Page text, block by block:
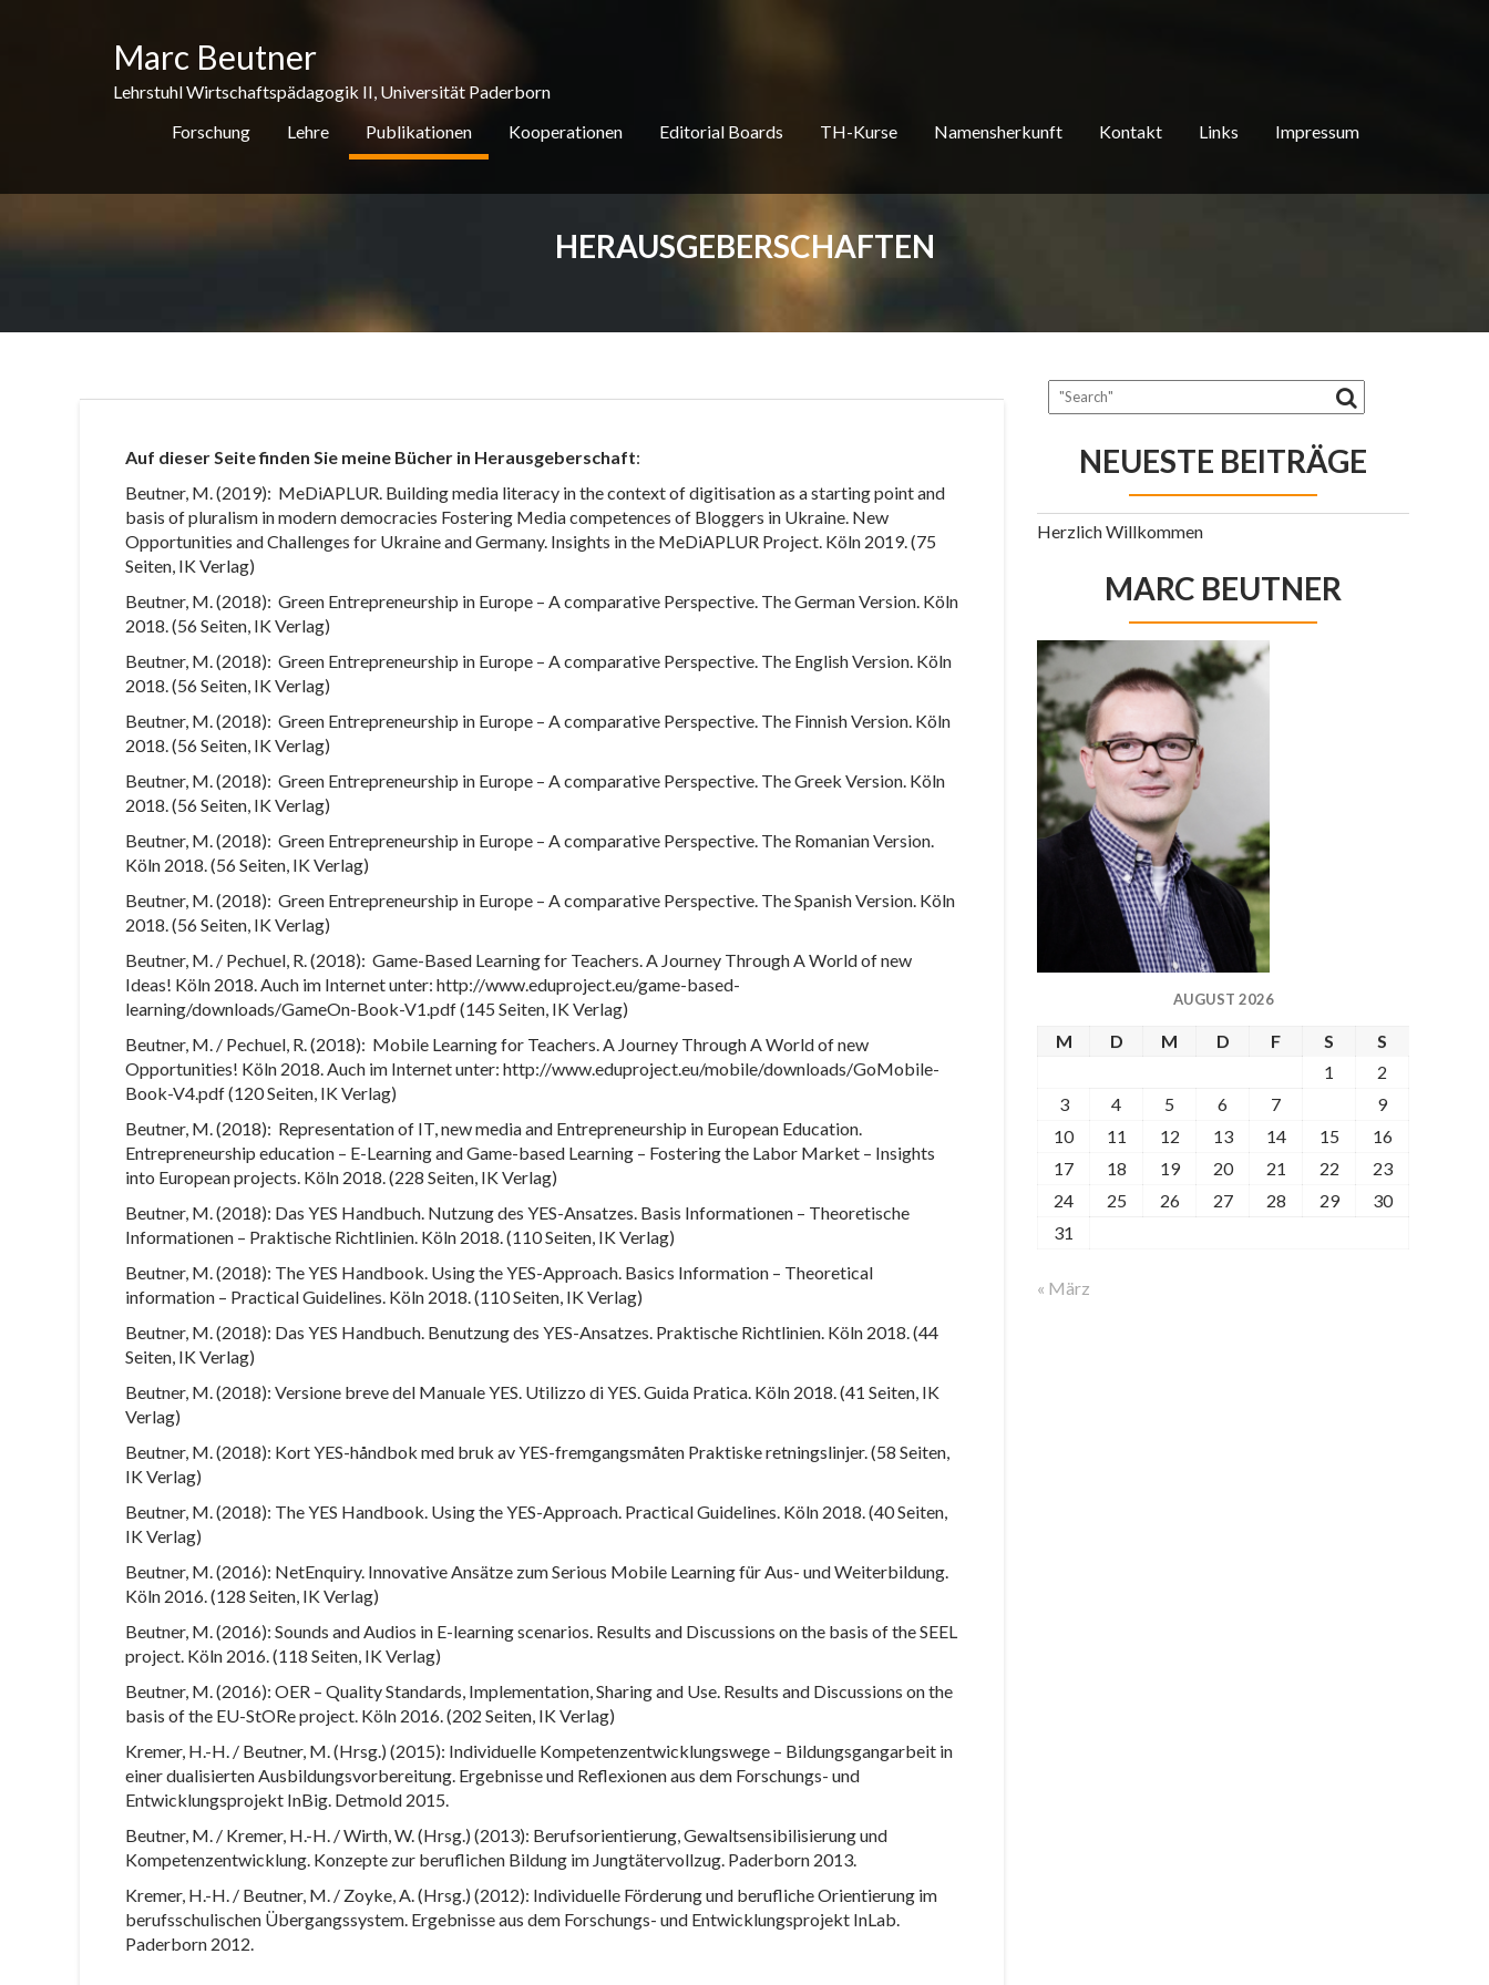
Marc Beutner
Lehrstuhl Wirtschaftspädagogik II, Universität Paderborn
Forschung
Lehre Publikationen Kooperationen Editorial Boards TH-Kurse Namensherkunft Kontakt Links Impressum
HERAUSGEBERSCHAFTEN
Auf dieser Seite finden Sie meine Bücher in Herausgeberschaft:
Beutner, M. (2019): MeDiAPLUR. Building media literacy in the context of digitisation as a starting point and
basis of pluralism in modern democracies Fostering Media competences of Bloggers in Ukraine. New
Opportunities and Challenges for Ukraine and Germany. Insights in the MeDiAPLUR Project. Köln 2019. (75
Seiten, IK Verlag)
Beutner, M. (2018): Green Entrepreneurship in Europe – A comparative Perspective. The German Version. Köln
2018. (56 Seiten, IK Verlag)
Beutner, M. (2018): Green Entrepreneurship in Europe – A comparative Perspective. The English Version. Köln
2018. (56 Seiten, IK Verlag)
Beutner, M. (2018): Green Entrepreneurship in Europe – A comparative Perspective. The Finnish Version. Köln
2018. (56 Seiten, IK Verlag)
Beutner, M. (2018): Green Entrepreneurship in Europe – A comparative Perspective. The Greek Version. Köln
2018. (56 Seiten, IK Verlag)
Beutner, M. (2018): Green Entrepreneurship in Europe – A comparative Perspective. The Romanian Version.
Köln 2018. (56 Seiten, IK Verlag)
Beutner, M. (2018): Green Entrepreneurship in Europe – A comparative Perspective. The Spanish Version. Köln
2018. (56 Seiten, IK Verlag)
Beutner, M. / Pechuel, R. (2018): Game-Based Learning for Teachers. A Journey Through A World of new
Ideas! Köln 2018. Auch im Internet unter: http://www.eduproject.eu/game-based-
learning/downloads/GameOn-Book-V1.pdf (145 Seiten, IK Verlag)
Beutner, M. / Pechuel, R. (2018): Mobile Learning for Teachers. A Journey Through A World of new
Opportunities! Köln 2018. Auch im Internet unter: http://www.eduproject.eu/mobile/downloads/GoMobile-
Book-V4.pdf (120 Seiten, IK Verlag)
Beutner, M. (2018): Representation of IT, new media and Entrepreneurship in European Education.
Entrepreneurship education – E-Learning and Game-based Learning – Fostering the Labor Market – Insights
into European projects. Köln 2018. (228 Seiten, IK Verlag)
Beutner, M. (2018): Das YES Handbuch. Nutzung des YES-Ansatzes. Basis Informationen – Theoretische
Informationen – Praktische Richtlinien. Köln 2018. (110 Seiten, IK Verlag)
Beutner, M. (2018): The YES Handbook. Using the YES-Approach. Basics Information – Theoretical
information – Practical Guidelines. Köln 2018. (110 Seiten, IK Verlag)
Beutner, M. (2018): Das YES Handbuch. Benutzung des YES-Ansatzes. Praktische Richtlinien. Köln 2018. (44
Seiten, IK Verlag)
Beutner, M. (2018): Versione breve del Manuale YES. Utilizzo di YES. Guida Pratica. Köln 2018. (41 Seiten, IK
Verlag)
Beutner, M. (2018): Kort YES-håndbok med bruk av YES-fremgangsmåten Praktiske retningslinjer. (58 Seiten,
IK Verlag)
Beutner, M. (2018): The YES Handbook. Using the YES-Approach. Practical Guidelines. Köln 2018. (40 Seiten,
IK Verlag)
Beutner, M. (2016): NetEnquiry. Innovative Ansätze zum Serious Mobile Learning für Aus- und Weiterbildung.
Köln 2016. (128 Seiten, IK Verlag)
Beutner, M. (2016): Sounds and Audios in E-learning scenarios. Results and Discussions on the basis of the SEEL
project. Köln 2016. (118 Seiten, IK Verlag)
Beutner, M. (2016): OER – Quality Standards, Implementation, Sharing and Use. Results and Discussions on the
basis of the EU-StORe project. Köln 2016. (202 Seiten, IK Verlag)
Kremer, H.-H. / Beutner, M. (Hrsg.) (2015): Individuelle Kompetenzentwicklungswege – Bildungsgangarbeit in
einer dualisierten Ausbildungsvorbereitung. Ergebnisse und Reflexionen aus dem Forschungs- und
Entwicklungsprojekt InBig. Detmold 2015.
Beutner, M. / Kremer, H.-H. / Wirth, W. (Hrsg.) (2013): Berufsorientierung, Gewaltsensibilisierung und
Kompetenzentwicklung. Konzepte zur beruflichen Bildung im Jungtätervollzug. Paderborn 2013.
Kremer, H.-H. / Beutner, M. / Zoyke, A. (Hrsg.) (2012): Individuelle Förderung und berufliche Orientierung im
berufsschulischen Übergangssystem. Ergebnisse aus dem Forschungs- und Entwicklungsprojekt InLab.
Paderborn 2012.
NEUESTE BEITRÄGE
Herzlich Willkommen
MARC BEUTNER
AUGUST 2026
M D M D F S
S
1
2
3
4 5 6 7
9
10
11 12 13 14 15
16
17
18 19 20 21 22
23
24
25 26 27 28 29
30
31
« März